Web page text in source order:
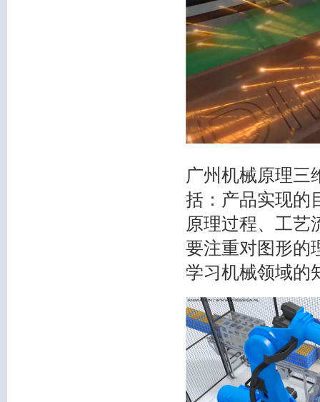
广州机械原理三
括：产品实现的
原理过程、工艺
要注重对图形的
学习机械领域的